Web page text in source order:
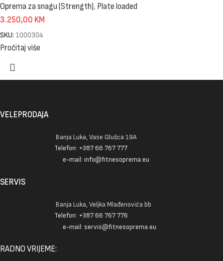
Oprema za snagu (Strength), Plate loaded
3.250,00 KM
SKU: 1000304
Pročitaj više
VELEPRODAJA
Banja Luka, Vase Glušca 19A
Telefon: +387 66 767 777
e-mail: info@fitnesoprema.eu
SERVIS
Banja Luka, Veljka Mlađenovića bb
Telefon: +387 66 767 776
e-mail: servis@fitnesoprema.eu
RADNO VRIJEME: